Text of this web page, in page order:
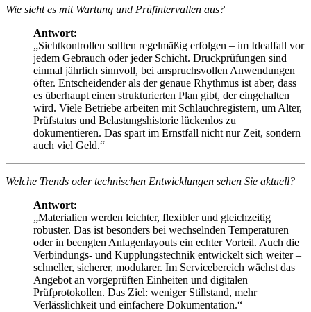
Wie sieht es mit Wartung und Prüfintervallen aus?
Antwort:
„Sichtkontrollen sollten regelmäßig erfolgen – im Idealfall vor
jedem Gebrauch oder jeder Schicht. Druckprüfungen sind
einmal jährlich sinnvoll, bei anspruchsvollen Anwendungen
öfter. Entscheidender als der genaue Rhythmus ist aber, dass
es überhaupt einen strukturierten Plan gibt, der eingehalten
wird. Viele Betriebe arbeiten mit Schlauchregistern, um Alter,
Prüfstatus und Belastungshistorie lückenlos zu
dokumentieren. Das spart im Ernstfall nicht nur Zeit, sondern
auch viel Geld.“
Welche Trends oder technischen Entwicklungen sehen Sie aktuell?
Antwort:
„Materialien werden leichter, flexibler und gleichzeitig
robuster. Das ist besonders bei wechselnden Temperaturen
oder in beengten Anlagenlayouts ein echter Vorteil. Auch die
Verbindungs- und Kupplungstechnik entwickelt sich weiter –
schneller, sicherer, modularer. Im Servicebereich wächst das
Angebot an vorgeprüften Einheiten und digitalen
Prüfprotokollen. Das Ziel: weniger Stillstand, mehr
Verlässlichkeit und einfachere Dokumentation.“